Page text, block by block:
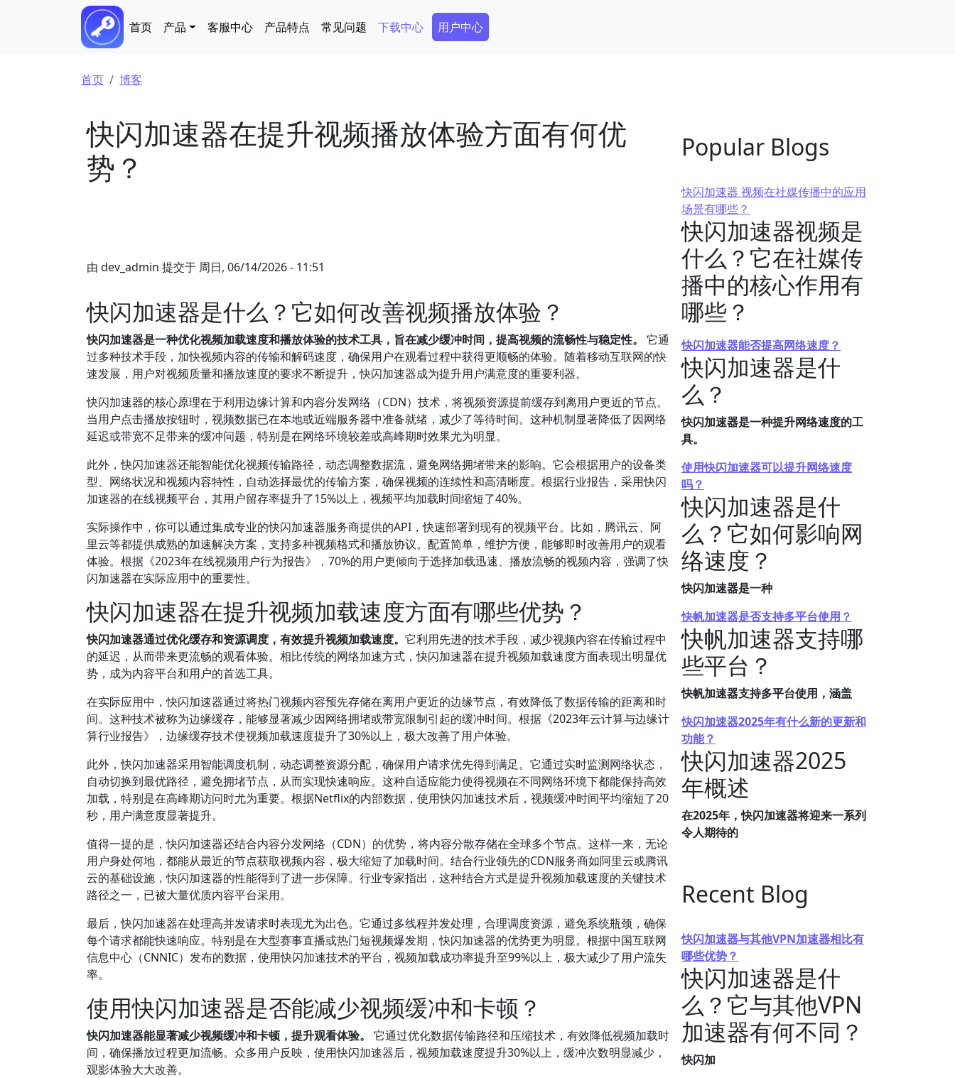
Main navigation
首页 产品 客服中心 产品特点 常见问题 下载中心 Secondary Menu
用户中心
面包屑
首页 博客
快闪加速器在提升视频播放体验方面有何优
势？
由 dev_admin 提交于 周日, 06/14/2026 - 11:51
快闪加速器是什么？它如何改善视频播放体验？
快闪加速器是一种优化视频加载速度和播放体验的技术工具，旨在减少缓冲时间，提高视频的流畅性与稳定性。
它通
过多种技术手段，加快视频内容的传输和解码速度，确保用户在观看过程中获得更顺畅的体验。随着移动互联网的快
速发展，用户对视频质量和播放速度的要求不断提升，快闪加速器成为提升用户满意度的重要利器。
快闪加速器的核心原理在于利用边缘计算和内容分发网络（CDN）技术，将视频资源提前缓存到离用户更近的节点。
当用户点击播放按钮时，视频数据已在本地或近端服务器中准备就绪，减少了等待时间。这种机制显著降低了因网络
延迟或带宽不足带来的缓冲问题，特别是在网络环境较差或高峰期时效果尤为明显。
此外，快闪加速器还能智能优化视频传输路径，动态调整数据流，避免网络拥堵带来的影响。它会根据用户的设备类
型、网络状况和视频内容特性，自动选择最优的传输方案，确保视频的连续性和高清晰度。根据行业报告，采用快闪
加速器的在线视频平台，其用户留存率提升了15%以上，视频平均加载时间缩短了40%。
实际操作中，你可以通过集成专业的快闪加速器服务商提供的API，快速部署到现有的视频平台。比如，腾讯云、阿
里云等都提供成熟的加速解决方案，支持多种视频格式和播放协议。配置简单，维护方便，能够即时改善用户的观看
体验。根据《2023年在线视频用户行为报告》，70%的用户更倾向于选择加载迅速、播放流畅的视频内容，强调了快
闪加速器在实际应用中的重要性。
快闪加速器在提升视频加载速度方面有哪些优势？
快闪加速器通过优化缓存和资源调度，有效提升视频加载速度。 它利用先进的技术手段，减少视频内容在传输过程中
的延迟，从而带来更流畅的观看体验。相比传统的网络加速方式，快闪加速器在提升视频加载速度方面表现出明显优
势，成为内容平台和用户的首选工具。
在实际应用中，快闪加速器通过将热门视频内容预先存储在离用户更近的边缘节点，有效降低了数据传输的距离和时
间。这种技术被称为边缘缓存，能够显著减少因网络拥堵或带宽限制引起的缓冲时间。根据《2023年云计算与边缘计
算行业报告》，边缘缓存技术使视频加载速度提升了30%以上，极大改善了用户体验。
此外，快闪加速器采用智能调度机制，动态调整资源分配，确保用户请求优先得到满足。它通过实时监测网络状态，
自动切换到最优路径，避免拥堵节点，从而实现快速响应。这种自适应能力使得视频在不同网络环境下都能保持高效
加载，特别是在高峰期访问时尤为重要。根据Netflix的内部数据，使用快闪加速技术后，视频缓冲时间平均缩短了20
秒，用户满意度显著提升。
值得一提的是，快闪加速器还结合内容分发网络（CDN）的优势，将内容分散存储在全球多个节点。这样一来，无论
用户身处何地，都能从最近的节点获取视频内容，极大缩短了加载时间。结合行业领先的CDN服务商如阿里云或腾讯
云的基础设施，快闪加速器的性能得到了进一步保障。行业专家指出，这种结合方式是提升视频加载速度的关键技术
路径之一，已被大量优质内容平台采用。
最后，快闪加速器在处理高并发请求时表现尤为出色。它通过多线程并发处理，合理调度资源，避免系统瓶颈，确保
每个请求都能快速响应。特别是在大型赛事直播或热门短视频爆发期，快闪加速器的优势更为明显。根据中国互联网
信息中心（CNNIC）发布的数据，使用快闪加速技术的平台，视频加载成功率提升至99%以上，极大减少了用户流失
率。
使用快闪加速器是否能减少视频缓冲和卡顿？
快闪加速器能显著减少视频缓冲和卡顿，提升观看体验。
它通过优化数据传输路径和压缩技术，有效降低视频加载时
间，确保播放过程更加流畅。众多用户反映，使用快闪加速器后，视频加载速度提升30%以上，缓冲次数明显减少，
观影体验大大改善。
Popular Blogs
快闪加速器 视频在社媒传播中的应用
场景有哪些？
快闪加速器视频是
什么？它在社媒传
播中的核心作用有
哪些？
快闪加速器能否提高网络速度？
快闪加速器是什
么？
快闪加速器是一种提升网络速度的工
具。
使用快闪加速器可以提升网络速度
吗？
快闪加速器是什
么？它如何影响网
络速度？
快闪加速器是一种
快帆加速器是否支持多平台使用？
快帆加速器支持哪
些平台？
快帆加速器支持多平台使用，涵盖
快闪加速器2025年有什么新的更新和
功能？
快闪加速器2025
年概述
在2025年，快闪加速器将迎来一系列
令人期待的
Recent Blog
快闪加速器与其他VPN加速器相比有
哪些优势？
快闪加速器是什
么？它与其他VPN
加速器有何不同？
快闪加